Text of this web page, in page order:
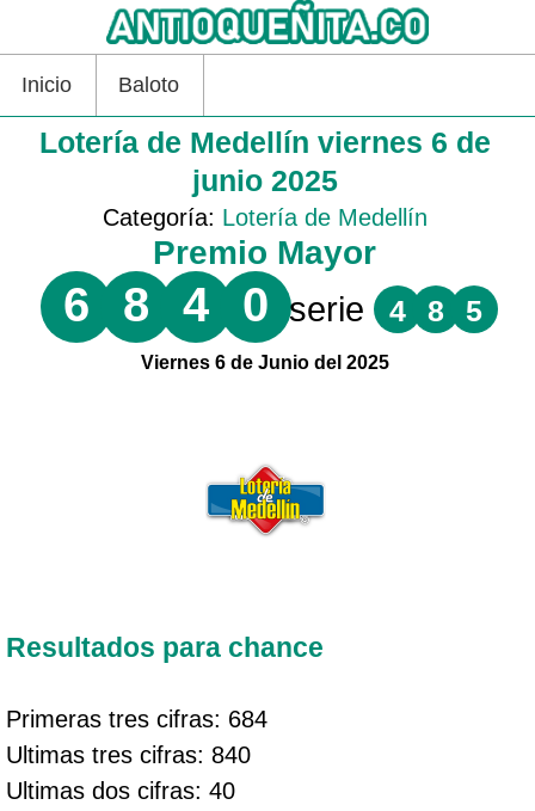
Inicio Baloto
Lotería de Medellín viernes 6 de
junio 2025
Categoría: Lotería de Medellín
Premio Mayor
6 8 4 0 serie 4 8 5
Viernes 6 de Junio del 2025
Resultados para chance
Primeras tres cifras: 684
Ultimas tres cifras: 840
Ultimas dos cifras: 40